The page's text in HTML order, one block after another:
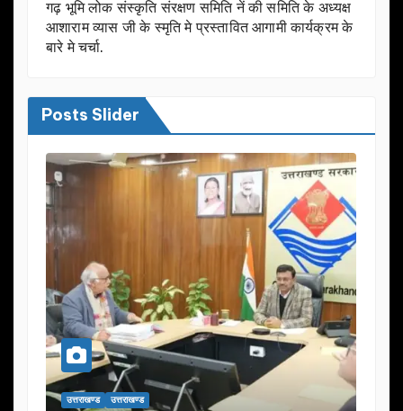
गढ़ भूमि लोक संस्कृति संरक्षण समिति नें की समिति के अध्यक्ष
आशाराम व्यास जी के स्मृति मे प्रस्तावित आगामी कार्यक्रम के
बारे मे चर्चा.
Posts Slider
उत्तराखण्ड उत्तराखण्ड